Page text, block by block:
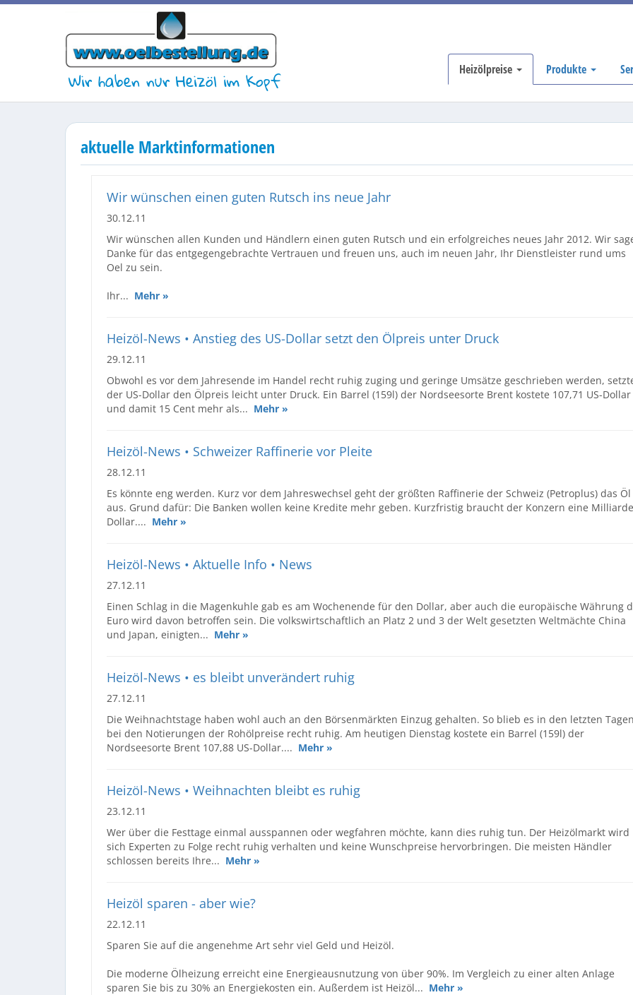
Wir haben nur Heizöl im Kopf Heizölpreise Produkte
aktuelle Marktinformationen
Wir wünschen einen guten Rutsch ins neue Jahr
30.12.11
Wir wünschen allen Kunden und Händlern einen guten Rutsch und ein erfolgreiches neues Jahr 2012. Wir
Danke für das entgegengebrachte Vertrauen und freuen uns, auch im neuen Jahr, Ihr Dienstleister rund ums
Oel zu sein.
Ihr... Mehr »
Heizöl-News • Anstieg des US-Dollar setzt den Ölpreis unter Druck
29.12.11
Obwohl es vor dem Jahresende im Handel recht ruhig zuging und geringe Umsätze geschrieben werden,
der US-Dollar den Ölpreis leicht unter Druck. Ein Barrel (159l) der Nordseesorte Brent kostete 107,71 US-Dollar
und damit 15 Cent mehr als... Mehr »
Heizöl-News • Schweizer Raffinerie vor Pleite
28.12.11
Es könnte eng werden. Kurz vor dem Jahreswechsel geht der größten Raffinerie der Schweiz (Petroplus) das Öl
aus. Grund dafür: Die Banken wollen keine Kredite mehr geben. Kurzfristig braucht der Konzern eine Milliarde
Dollar.... Mehr »
Heizöl-News • Aktuelle Info • News
27.12.11
Einen Schlag in die Magenkuhle gab es am Wochenende für den Dollar, aber auch die europäische Währung
Euro wird davon betroffen sein. Die volkswirtschaftlich an Platz 2 und 3 der Welt gesetzten Weltmächte China
und Japan, einigten... Mehr »
Heizöl-News • es bleibt unverändert ruhig
27.12.11
Die Weihnachtstage haben wohl auch an den Börsenmärkten Einzug gehalten. So blieb es in den letzten
bei den Notierungen der Rohölpreise recht ruhig. Am heutigen Dienstag kostete ein Barrel (159l) der
Nordseesorte Brent 107,88 US-Dollar.... Mehr »
Heizöl-News • Weihnachten bleibt es ruhig
23.12.11
Wer über die Festtage einmal ausspannen oder wegfahren möchte, kann dies ruhig tun. Der Heizölmarkt wird
sich Experten zu Folge recht ruhig verhalten und keine Wunschpreise hervorbringen. Die meisten Händler
schlossen bereits Ihre... Mehr »
Heizöl sparen - aber wie?
22.12.11
Sparen Sie auf die angenehme Art sehr viel Geld und Heizöl.
Die moderne Ölheizung erreicht eine Energieausnutzung von über 90%. Im Vergleich zu einer alten Anlage
sparen Sie bis zu 30% an Energiekosten ein. Außerdem ist Heizöl... Mehr »